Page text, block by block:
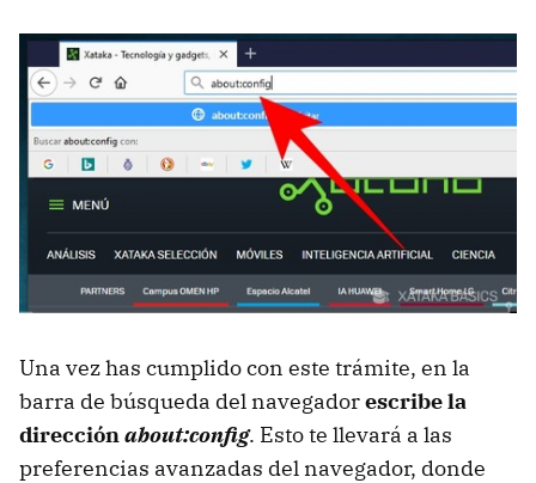
Una vez has cumplido con este trámite, en la
barra de búsqueda del navegadorescribe la
direcciónabout:config. Esto te llevará a las
preferencias avanzadas del navegador, donde